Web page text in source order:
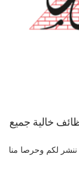
الجمعة 18 اكتوبر 2024 – وظائف خالية جميع
ننشر لكم وحرصا منا